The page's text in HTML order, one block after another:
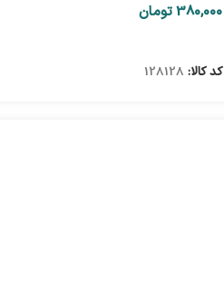
380,000تومان
کد کالا: 128128